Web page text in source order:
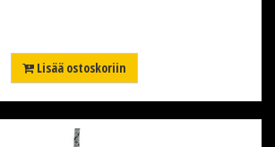
Lisää ostoskoriin